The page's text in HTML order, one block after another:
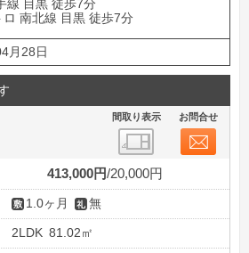
線 目黒 徒歩7分
ロ 南北線 目黒 徒歩7分
月28日
間取り表示 お問合せ
413,000円 20,000円
1.0ヶ月 無
2LDK 81.02㎡